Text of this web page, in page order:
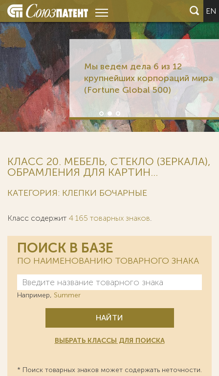
EN
Мы ведем дела 6 из 12
крупнейших корпораций мира
(Fortune Global 500)
КЛАСС 20. МЕБЕЛЬ, СТЕКЛО (ЗЕРКАЛА),
ОБРАМЛЕНИЯ ДЛЯ КАРТИН...
КАТЕГОРИЯ: КЛЕПКИ БОЧАРНЫЕ
Класс содержит 4 165 товарных знаков.
ПОИСК В БАЗЕ
ПО НАИМЕНОВАНИЮ ТОВАРНОГО ЗНАКА
Например, Summer
НАЙТИ
ВЫБРАТЬ КЛАССЫ ДЛЯ ПОИСКА
* Поиск товарных знаков может содержать неточности.